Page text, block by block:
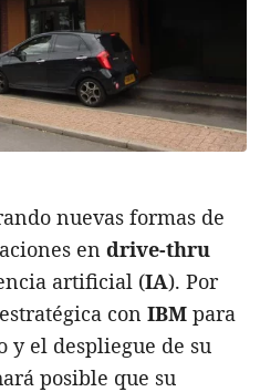
nuevas formas de
en drive-thru
artificial (IA). Por
con IBM para
el despliegue de su
posible que su